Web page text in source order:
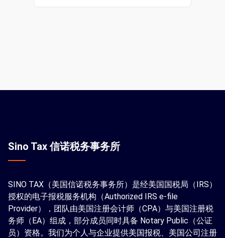
Sino Tax 信诺税务事务所
SINO TAX（美国信诺税务事务所）是经美国国税局（IRS）
授权的电子报税服务机构（Authorized IRS e-file
Provider），团队由美国注册会计师（CPA）与美国注册税
务师（EA）组成，部分成员同时具备 Notary Public（公证
员）资格。我们为个人与企业提供美国报税、美国公司注册